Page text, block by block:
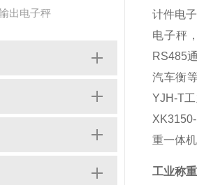
出电子秤
计件电
电子秤
RS485
汽车衡
YJH-T
重一体
工业称